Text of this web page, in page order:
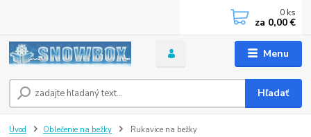
Menu
Hľadať
0 ks
za 0,00 €
Úvod Oblečenie na bežky Rukavice na bežky